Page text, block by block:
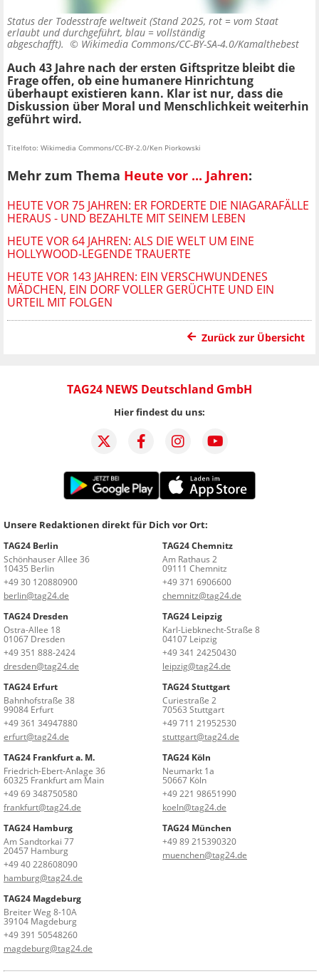
Status der Todesstrafe weltweit (Stand 2025, rot = vom Staat
erlaubt und durchgeführt, blau = vollständig
abgeschafft). © Wikimedia Commons/CC-BY-SA-4.0/Kamalthebest
Auch 43 Jahre nach der ersten Giftspritze bleibt die
Frage offen, ob eine humanere Hinrichtung
überhaupt existieren kann. Klar ist nur, dass die
Diskussion über Moral und Menschlichkeit weiterhin
geführt wird.
Titelfoto: Wikimedia Commons/CC-BY-2.0/Ken Piorkowski
Mehr zum Thema Heute vor ... Jahren:
HEUTE VOR 75 JAHREN: ER FORDERTE DIE NIAGARAFÄLLE
HERAUS - UND BEZAHLTE MIT SEINEM LEBEN
HEUTE VOR 64 JAHREN: ALS DIE WELT UM EINE
HOLLYWOOD-LEGENDE TRAUERTE
HEUTE VOR 143 JAHREN: EIN VERSCHWUNDENES
MÄDCHEN, EIN DORF VOLLER GERÜCHTE UND EIN
URTEIL MIT FOLGEN
Zurück zur Übersicht
TAG24 NEWS Deutschland GmbH
Hier findest du uns:
Unsere Redaktionen direkt für Dich vor Ort:
TAG24 Berlin
Schönhauser Allee 36
10435 Berlin
+49 30 120880900
berlin@tag24.de
TAG24 Chemnitz
Am Rathaus 2
09111 Chemnitz
+49 371 6906600
chemnitz@tag24.de
TAG24 Dresden
Ostra-Allee 18
01067 Dresden
+49 351 888-2424
dresden@tag24.de
TAG24 Leipzig
Karl-Liebknecht-Straße 8
04107 Leipzig
+49 341 24250430
leipzig@tag24.de
TAG24 Erfurt
Bahnhofstraße 38
99084 Erfurt
+49 361 34947880
erfurt@tag24.de
TAG24 Stuttgart
Curiestraße 2
70563 Stuttgart
+49 711 21952530
stuttgart@tag24.de
TAG24 Frankfurt a. M.
Friedrich-Ebert-Anlage 36
60325 Frankfurt am Main
+49 69 348750580
frankfurt@tag24.de
TAG24 Köln
Neumarkt 1a
50667 Köln
+49 221 98651990
koeln@tag24.de
TAG24 Hamburg
Am Sandtorkai 77
20457 Hamburg
+49 40 228608090
hamburg@tag24.de
TAG24 München
+49 89 215390320
muenchen@tag24.de
TAG24 Magdeburg
Breiter Weg 8-10A
39104 Magdeburg
+49 391 50548260
magdeburg@tag24.de